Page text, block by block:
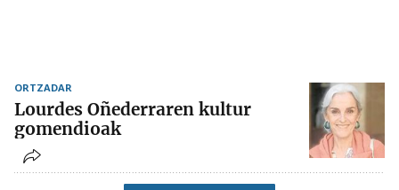
ORTZADAR
Lourdes Oñederraren kultur
gomendioak